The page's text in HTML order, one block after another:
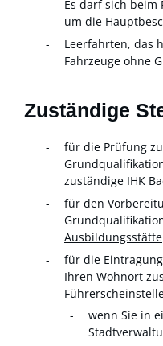
Es darf sich
um die
Leerfahrten, das
Fahrzeuge ohne
Zuständige
für die Prüfung
zuständige IHK
für den
Ausbildungsstätte
für die
Ihren Wohnort
wenn Sie in